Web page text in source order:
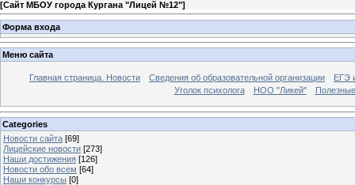
[Сайт МБОУ города Кургана "Лицей №12"]
Форма входа
Меню сайта
Главная страница. Новости Сведения об образовательной организации
ЕГЭ
Уголок психолога
НОО "Ликей"
Categories
Новости сайта [69]
Лицейские новости [273]
Наши достижения [126]
Новости обо всем [64]
Наши конкурсы [0]